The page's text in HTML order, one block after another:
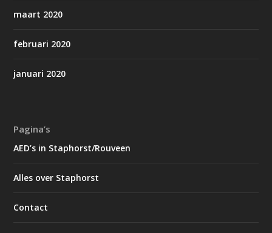
maart 2020
februari 2020
januari 2020
Pagina’s
AED’s in Staphorst/Rouveen
Alles over Staphorst
Contact